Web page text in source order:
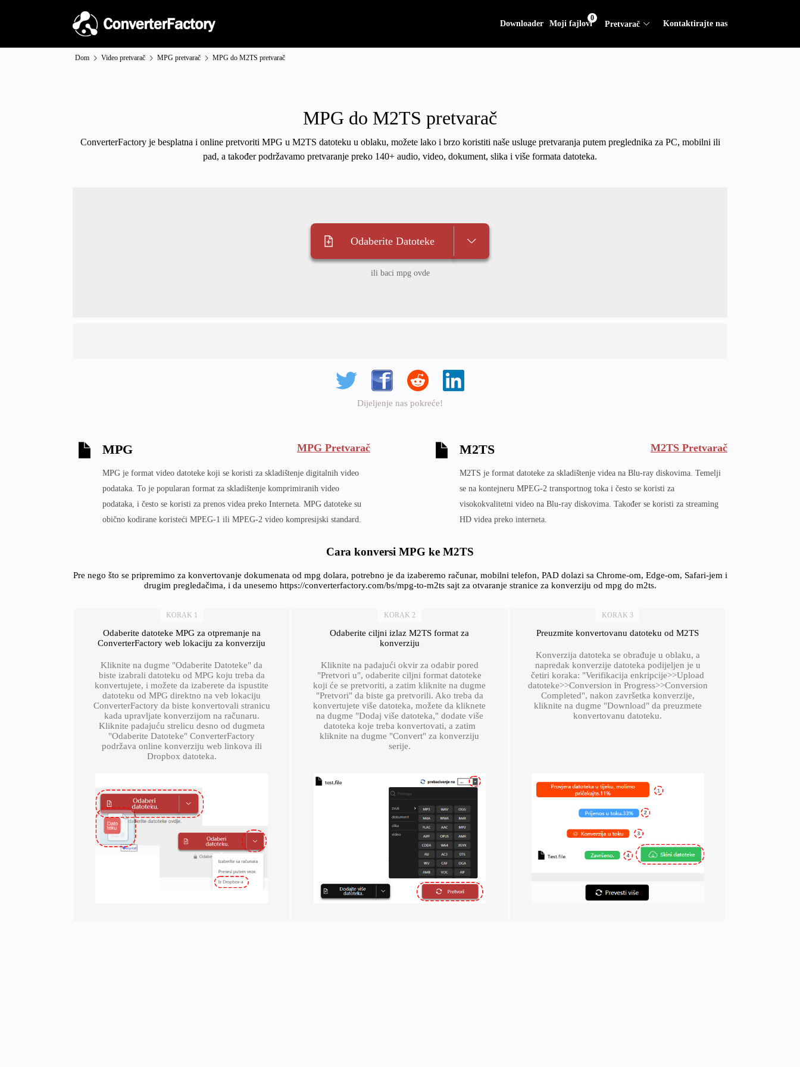
Downloader Moji fajlovi
0
Pretvarač Kontaktirajte nas
Dom Video pretvarač MPG pretvarač MPG do M2TS pretvarač
MPG do M2TS pretvarač
ConverterFactory je besplatna i online pretvoriti MPG u M2TS datoteku u oblaku, možete lako i brzo koristiti naše usluge pretvaranja putem preglednika za PC, mobilni ili
pad, a također podržavamo pretvaranje preko 140+ audio, video, dokument, slika i više formata datoteka.
Odaberite Datoteke
ili baci mpg ovde
Dijeljenje nas pokreće!
MPG MPG Pretvarač
MPG je format video datoteke koji se koristi za skladištenje digitalnih video
podataka. To je popularan format za skladištenje komprimiranih video
podataka, i često se koristi za prenos videa preko Interneta. MPG datoteke su
obično kodirane koristeći MPEG-1 ili MPEG-2 video kompresijski standard.
M2TS M2TS Pretvarač
M2TS je format datoteke za skladištenje videa na Blu-ray diskovima. Temelji
se na kontejneru MPEG-2 transportnog toka i često se koristi za
visokokvalitetni video na Blu-ray diskovima. Također se koristi za streaming
HD videa preko interneta.
Cara konversi MPG ke M2TS
Pre nego što se pripremimo za konvertovanje dokumenata od mpg dolara, potrebno je da izaberemo računar, mobilni telefon, PAD dolazi sa Chrome-om, Edge-om, Safari-jem i
drugim pregledačima, i da unesemo https://converterfactory.com/bs/mpg-to-m2ts sajt za otvaranje stranice za konverziju od mpg do m2ts.
KORAK 1
Odaberite datoteke MPG za otpremanje na
ConverterFactory web lokaciju za konverziju
Kliknite na dugme "Odaberite Datoteke" da
biste izabrali datoteku od MPG koju treba da
konvertujete, i možete da izaberete da ispustite
datoteku od MPG direktno na veb lokaciju
ConverterFactory da biste konvertovali stranicu
kada upravljate konverzijom na računaru.
Kliknite padajuću strelicu desno od dugmeta
"Odaberite Datoteke" ConverterFactory
podržava online konverziju web linkova ili
Dropbox datoteka.
KORAK 2
Odaberite ciljni izlaz M2TS format za
konverziju
Kliknite na padajući okvir za odabir pored
"Pretvori u", odaberite ciljni format datoteke
koji će se pretvoriti, a zatim kliknite na dugme
"Pretvori" da biste ga pretvorili. Ako treba da
konvertujete više datoteka, možete da kliknete
na dugme "Dodaj više datoteka," dodate više
datoteka koje treba konvertovati, a zatim
kliknite na dugme "Convert" za konverziju
serije.
KORAK 3
Preuzmite konvertovanu datoteku od M2TS
Konverzija datoteka se obrađuje u oblaku, a
napredak konverzije datoteka podijeljen je u
četiri koraka: "Verifikacija enkripcije>>Upload
datoteke>>Conversion in Progress>>Conversion
Completed", nakon završetka konverzije,
kliknite na dugme "Download" da preuzmete
konvertovanu datoteku.